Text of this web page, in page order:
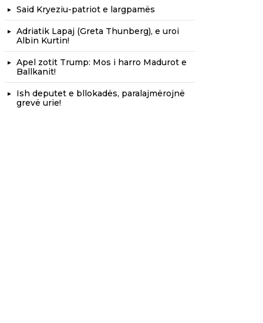
Said Kryeziu-patriot e largpamës
Adriatik Lapaj (Greta Thunberg), e uroi
Albin Kurtin!
Apel zotit Trump: Mos i harro Madurot e
Ballkanit!
Ish deputet e bllokadës, paralajmërojnë
grevë urie!